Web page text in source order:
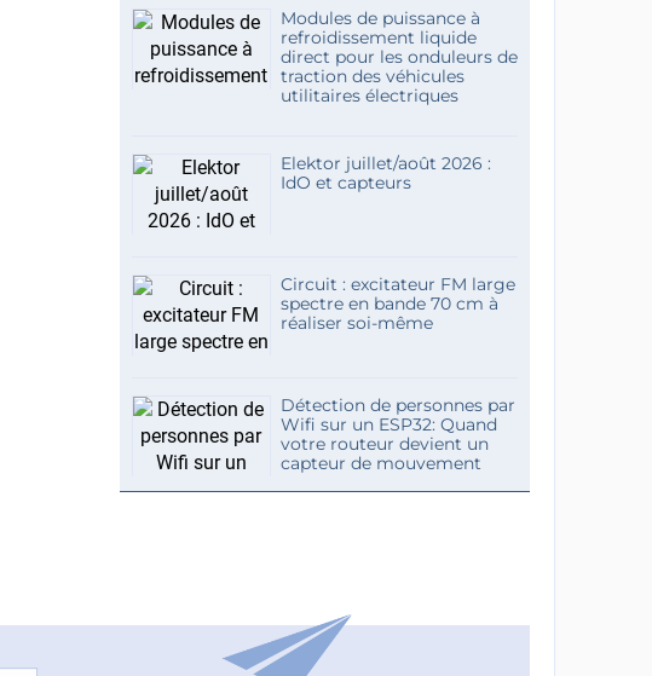
Modules de puissance à
refroidissement liquide
direct pour les onduleurs de
traction des véhicules
utilitaires électriques
Elektor juillet/août 2026 :
IdO et capteurs
Circuit : excitateur FM large
spectre en bande 70 cm à
réaliser soi-même
Détection de personnes par
Wifi sur un ESP32: Quand
votre routeur devient un
capteur de mouvement